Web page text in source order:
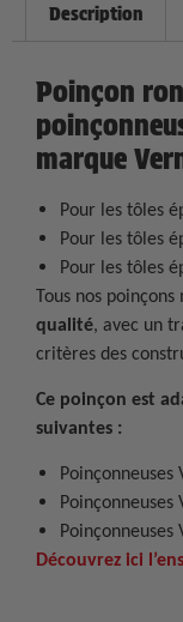
Description
Poinçon
marque
Pour les tôles
Pour les tôles
Pour les tôles
Tous nos
qualité, avec un
critères des
Ce poinçon est
suivantes :
Poinçonneuses
Poinçonneuses
Poinçonneuses
Découvrez ici